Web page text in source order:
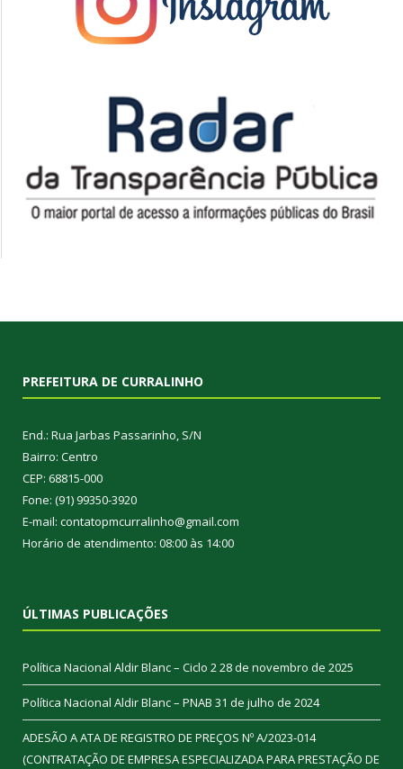
PREFEITURA DE CURRALINHO
End.: Rua Jarbas Passarinho, S/N
Bairro: Centro
CEP: 68815-000
Fone: (91) 99350-3920
E-mail: contatopmcurralinho@gmail.com
Horário de atendimento: 08:00 às 14:00
ÚLTIMAS PUBLICAÇÕES
Política Nacional Aldir Blanc – Ciclo 228 de novembro de 2025
Política Nacional Aldir Blanc – PNAB 31 de julho de 2024
ADESÃO A ATA DE REGISTRO DE PREÇOS Nº A/2023-014
(CONTRATAÇÃO DE EMPRESA ESPECIALIZADA PARA PRESTAÇÃO DE